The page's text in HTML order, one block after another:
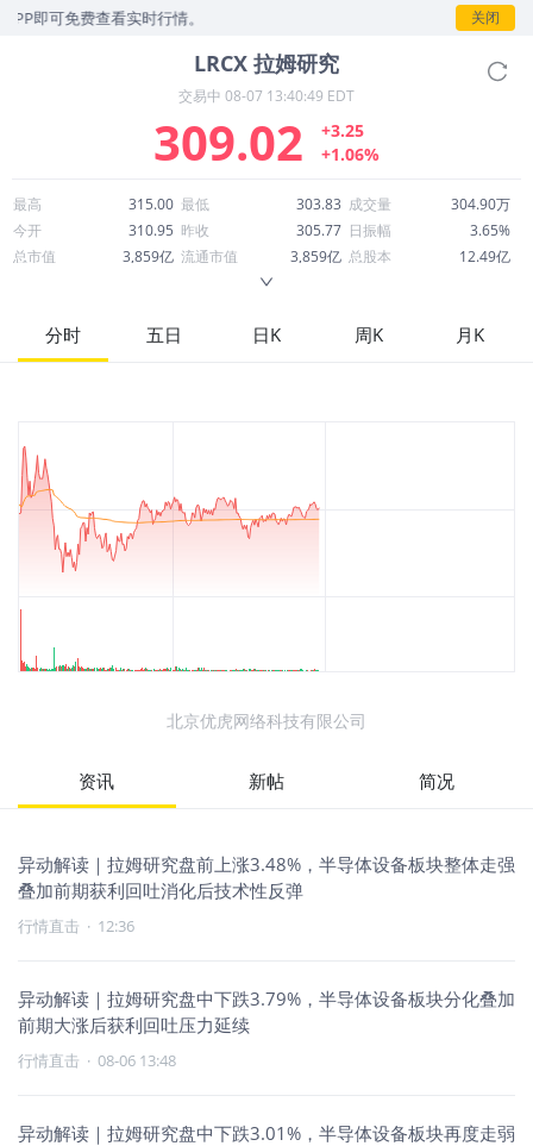
免费查看实时行情。 关闭
LRCX 拉姆研究
交易中 08-07 13:40:49 EDT
309.02
+3.25
+1.06%
最高 315.00 最低 303.83 成交量
304.90万
今开
310.95 昨收 305.77 日振幅
3.65%
总市值
3,859亿 流通市值 3,859亿 总股本
12.49亿
52周最高
438.50 市盈率
53.65
股息
分时 五日 日K 周K 月K
北京优虎网络科技有限公司
资讯 新帖 简况
异动解读｜拉姆研究盘前上涨3.48%，半导体设备板块整体走强
叠加前期获利回吐消化后技术性反弹
行情直击 · 12:36
异动解读｜拉姆研究盘中下跌3.79%，半导体设备板块分化叠加
前期大涨后获利回吐压力延续
行情直击 · 08-06 13:48
异动解读｜拉姆研究盘中下跌3.01%，半导体设备板块再度走弱